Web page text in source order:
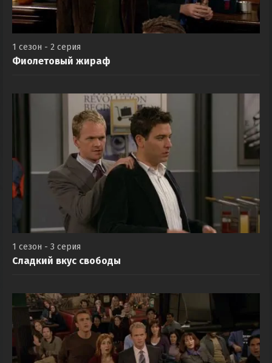
1 сезон - 2 серия
Фиолетовый жираф
1 сезон - 3 серия
Сладкий вкус свободы